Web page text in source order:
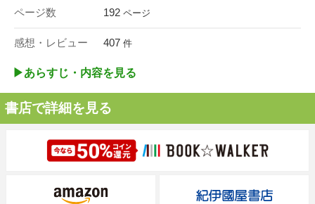
ページ数 192 ページ
感想・レビュー 407 件
▶︎あらすじ・内容を見る
書店で詳細を見る